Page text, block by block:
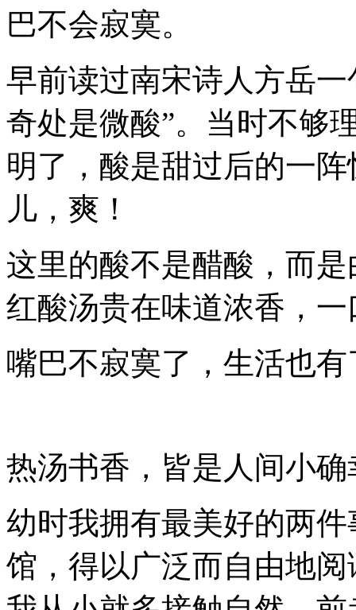
巴不会寂寞。
早前读过南宋诗人方岳一
奇处是微酸”。当时不够
明了，酸是甜过后的一
儿，爽！
这里的酸不是醋酸，而
红酸汤贵在味道浓香，
嘴巴不寂寞了，生活也
热汤书香，皆是人间小确
幼时我拥有最美好的两
馆，得以广泛而自由地